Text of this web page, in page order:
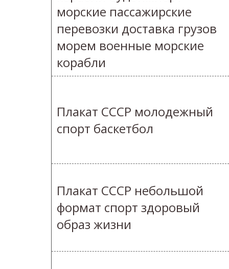
морские пассажирские
перевозки доставка грузов
морем военные морские
корабли
Плакат СССР молодежный
спорт баскетбол
Плакат СССР небольшой
формат спорт здоровый
образ жизни